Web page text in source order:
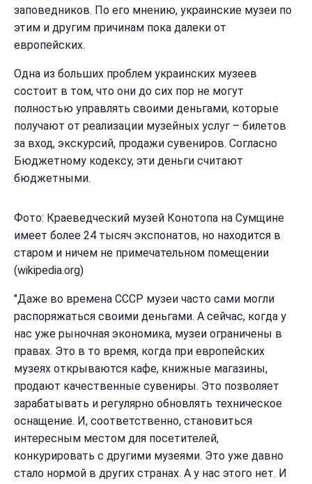
заповедников. По его мнению, украинские музеи по
этим и другим причинам пока далеки от
европейских.
Одна из больших проблем украинских музеев
состоит в том, что они до сих пор не могут
полностью управлять своими деньгами, которые
получают от реализации музейных услуг – билетов
за вход, экскурсий, продажи сувениров. Согласно
Бюджетному кодексу, эти деньги считают
бюджетными.
Фото: Краеведческий музей Конотопа на Сумщине
имеет более 24 тысяч экспонатов, но находится в
старом и ничем не примечательном помещении
(wikipedia.org)
"Даже во времена СССР музеи часто сами могли
распоряжаться своими деньгами. А сейчас, когда у
нас уже рыночная экономика, музеи ограничены в
правах. Это в то время, когда при европейских
музеях открываются кафе, книжные магазины,
продают качественные сувениры. Это позволяет
зарабатывать и регулярно обновлять техническое
оснащение. И, соответственно, становиться
интересным местом для посетителей,
конкурировать с другими музеями. Это уже давно
стало нормой в других странах. А у нас этого нет. И